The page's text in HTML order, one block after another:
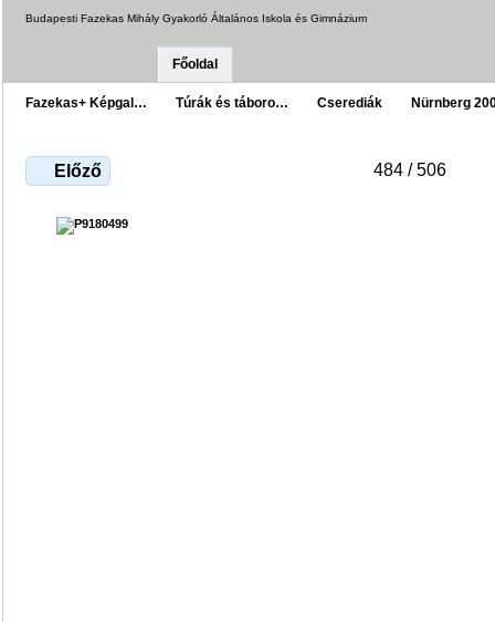
Budapesti Fazekas Mihály Gyakorló Általános Iskola és Gimnázium
Főoldal
Fazekas+ Képgal… Túrák és táboro… Cserediák Nürnberg
Előző 484 / 506